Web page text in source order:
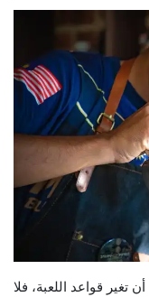
تغير قواعد اللعبة، فلا